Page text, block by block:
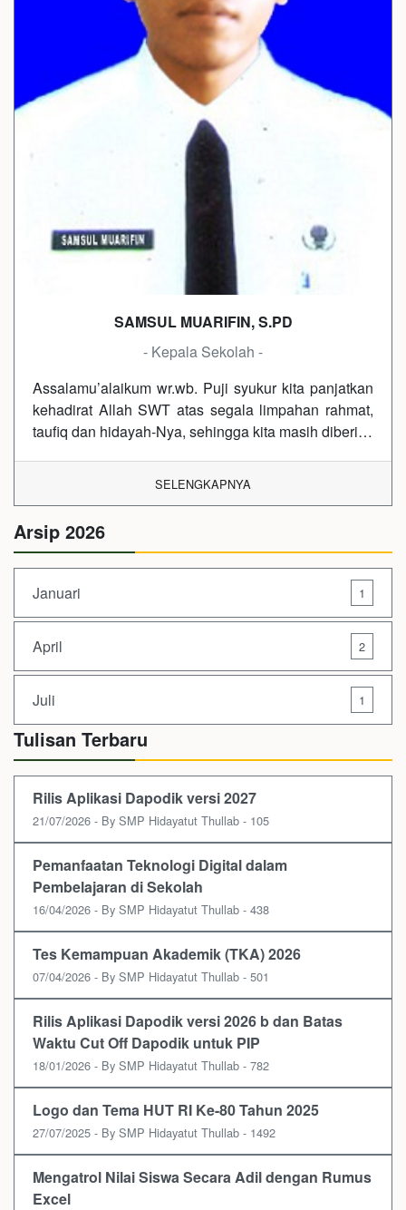
SAMSUL MUARIFIN, S.PD
- Kepala Sekolah -
Assalamu’alaikum wr.wb. Puji syukur kita panjatkan
kehadirat Allah SWT atas segala limpahan rahmat,
taufiq dan hidayah-Nya, sehingga kita masih diberi…
SELENGKAPNYA
Arsip 2026
Januari 1
April 2
Juli 1
Tulisan Terbaru
Rilis Aplikasi Dapodik versi 2027
21/07/2026 - By SMP Hidayatut Thullab - 105
Pemanfaatan Teknologi Digital dalam
Pembelajaran di Sekolah
16/04/2026 - By SMP Hidayatut Thullab - 438
Tes Kemampuan Akademik (TKA) 2026
07/04/2026 - By SMP Hidayatut Thullab - 501
Rilis Aplikasi Dapodik versi 2026 b dan Batas
Waktu Cut Off Dapodik untuk PIP
18/01/2026 - By SMP Hidayatut Thullab - 782
Logo dan Tema HUT RI Ke-80 Tahun 2025
27/07/2025 - By SMP Hidayatut Thullab - 1492
Mengatrol Nilai Siswa Secara Adil dengan Rumus
Excel